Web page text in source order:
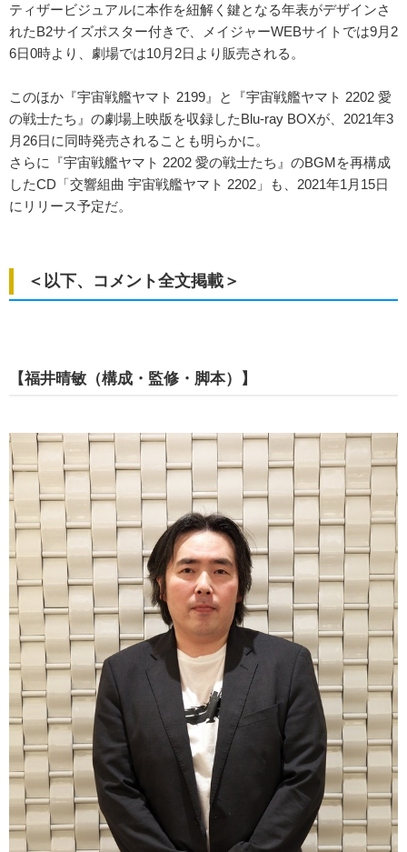
ティザービジュアルに本作を紐解く鍵となる年表がデザインさ
れたB2サイズポスター付きで、メイジャーWEBサイトでは9月2
6日0時より、劇場では10月2日より販売される。
このほか『宇宙戦艦ヤマト 2199』と『宇宙戦艦ヤマト 2202 愛
の戦士たち』の劇場上映版を収録したBlu-ray BOXが、2021年3
月26日に同時発売されることも明らかに。
さらに『宇宙戦艦ヤマト 2202 愛の戦士たち』のBGMを再構成
したCD「交響組曲 宇宙戦艦ヤマト 2202」も、2021年1月15日
にリリース予定だ。
＜以下、コメント全文掲載＞
【福井晴敏（構成・監修・脚本）】